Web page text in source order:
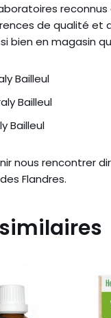
reconnus
de qualité et
bien en magasin
Bailleul
Bailleul
Bailleul
nous rencontrer
Flandres.